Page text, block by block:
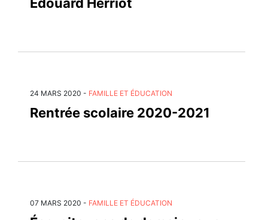
24 MARS 2020 - FAMILLE ET ÉDUCATION
Rentrée scolaire 2020-2021
07 MARS 2020 - FAMILLE ET ÉDUCATION